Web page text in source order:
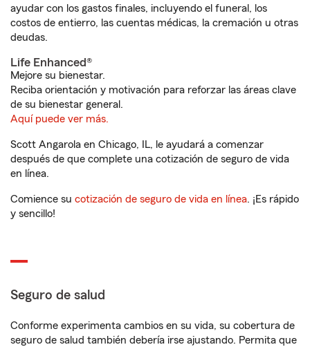
ayudar con los gastos finales, incluyendo el funeral, los
costos de entierro, las cuentas médicas, la cremación u otras
deudas.
Life Enhanced®
Mejore su bienestar.
Reciba orientación y motivación para reforzar las áreas clave
de su bienestar general.
Aquí puede ver más.
Scott Angarola en Chicago, IL, le ayudará a comenzar
después de que complete una cotización de seguro de vida
en línea.
Comience su cotización de seguro de vida en línea. ¡Es rápido
y sencillo!
Seguro de salud
Conforme experimenta cambios en su vida, su cobertura de
seguro de salud también debería irse ajustando. Permita que